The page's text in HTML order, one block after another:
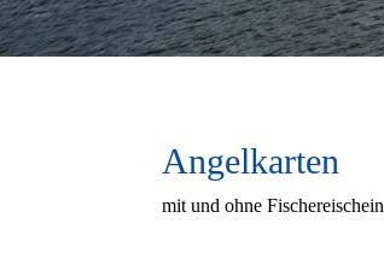
Angelkarten
mit und ohne Fischereischein